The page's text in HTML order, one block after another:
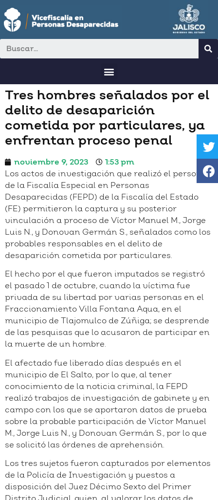
Tres hombres señalados por el
delito de desaparición
cometida por particulares, ya
enfrentan proceso penal
noviembre 9, 2023
1:53 pm
Los actos de investigación que realizó el personal
de la Fiscalía Especial en Personas
Desaparecidas (FEPD) de la Fiscalía del Estado
(FE) permitieron la captura y su posterior
vinculación a proceso de Víctor Manuel M., Jorge
Luis N., y Donovan Germán S., señalados como los
probables responsables en el delito de
desaparición cometida por particulares.
El hecho por el que fueron imputados se registró
el pasado 1 de octubre, cuando la víctima fue
privada de su libertad por varias personas en el
Fraccionamiento Villa Fontana Aqua, en el
municipio de Tlajomulco de Zúñiga; se desprende
de las pesquisas que lo acusaron de participar en
la muerte de un hombre.
El afectado fue liberado días después en el
municipio de El Salto, por lo que, al tener
conocimiento de la noticia criminal, la FEPD
realizó trabajos de investigación de gabinete y en
campo con los que se aportaron datos de prueba
sobre la probable participación de Víctor Manuel
M., Jorge Luis N., y Donovan Germán S., por lo que
se solicitó las órdenes de aprehensión.
Los tres sujetos fueron capturados por elementos
de la Policía de Investigación y puestos a
disposición del Juez Décimo Sexto del Primer